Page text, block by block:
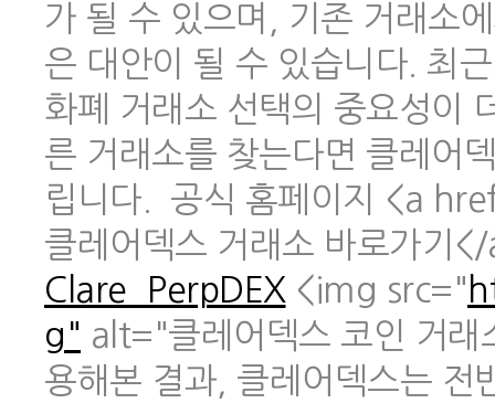
가 될 수 있으며, 기존 거래소
은 대안이 될 수 있습니다. 최
화폐 거래소 선택의 중요성이
른 거래소를 찾는다면 클레어
립니다. 공식 홈페이지 <a
클레어덱스 거래소 바로가기
Clare_PerpDEX <img src="
g" alt="클레어덱스 코인 거래
용해본 결과, 클레어덱스는 전